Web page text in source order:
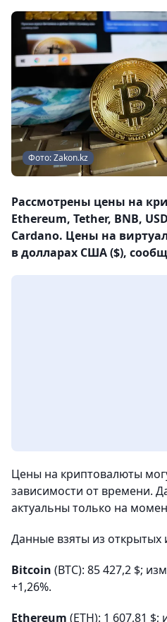
Фото: Zakon.kz
Рассмотрены цены на
Ethereum, Tether, BNB,
Cardano. Цены на
в долларах США ($),
Цены на криптовалюты
зависимости от времени.
актуальны только на
Данные взяты из открытых
Bitcoin (BTC): 85 427,2 $;
+1,26%.
Ethereum (ETH): 1 607,81 $;